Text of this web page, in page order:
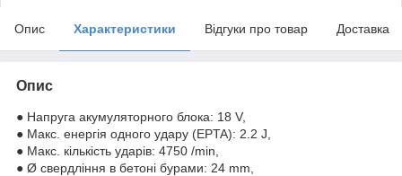
Опис Характеристики Відгуки про товар Доставка
Опис
● Напруга акумуляторного блока: 18 V,
● Макс. енергія одного удару (EPTA): 2.2 J,
● Макс. кількість ударів: 4750 /min,
● Ø свердління в бетоні бурами: 24 mm,